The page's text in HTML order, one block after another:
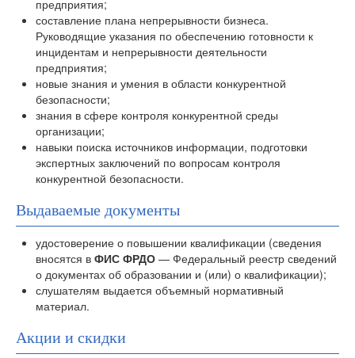
предприятия;
составление плана непрерывности бизнеса.
Руководящие указания по обеспечению готовности к
инцидентам и непрерывности деятельности
предприятия;
новые знания и умения в области конкурентной
безопасности;
знания в сфере контроля конкурентной среды
организации;
навыки поиска источников информации, подготовки
экспертных заключений по вопросам контроля
конкурентной безопасности.
Выдаваемые документы
удостоверение о повышении квалификации (сведения
вносятся в ФИС ФРДО — Федеральный реестр сведений
о документах об образовании и (или) о квалификации);
слушателям выдается объемный нормативный
материал.
Акции и скидки